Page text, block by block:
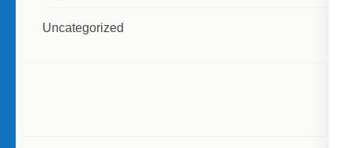
Uncategorized